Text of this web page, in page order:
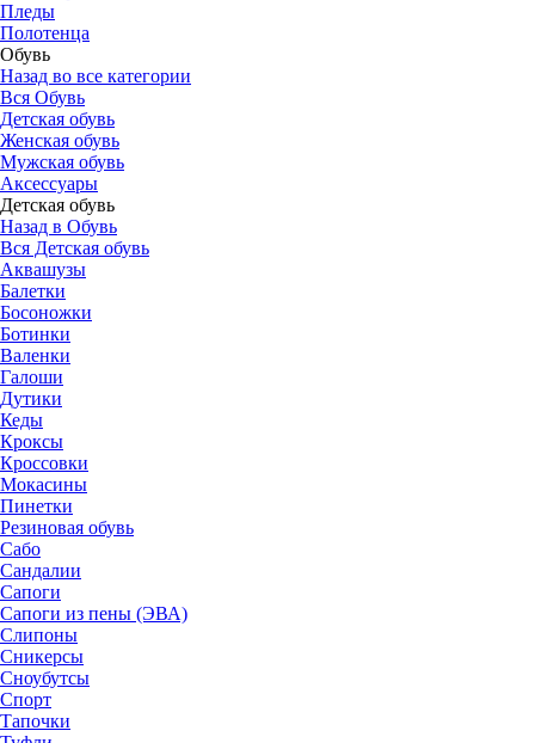
Пледы
Полотенца
Обувь
Назад во все категории
Вся Обувь
Детская обувь
Женская обувь
Мужская обувь
Аксессуары
Детская обувь
Назад в Обувь
Вся Детская обувь
Аквашузы
Балетки
Босоножки
Ботинки
Валенки
Галоши
Дутики
Кеды
Кроксы
Кроссовки
Мокасины
Пинетки
Резиновая обувь
Сабо
Сандалии
Сапоги
Сапоги из пены (ЭВА)
Слипоны
Сникерсы
Сноубутсы
Спорт
Тапочки